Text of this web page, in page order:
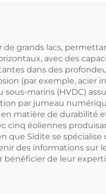
grands lacs,
avec des
dans des
(par exemple, acier
marins (HVDC)
par jumeau
matière de durabilité
cinq éoliennes
que Sidite se spécialise
des informations sur
bénéficier de leur